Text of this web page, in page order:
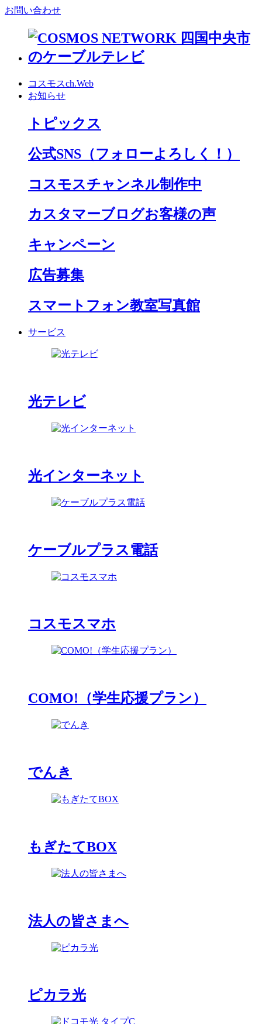
お問い合わせ
コスモスch.Web
お知らせ
トピックス
公式SNS （フォローよろしく！）
コスモスチャンネル制作中
カスタマーブログお客様の声
キャンペーン
広告募集
スマートフォン教室写真館
サービス
光テレビ
光インターネット
ケーブルプラス電話
コスモスマホ
COMO!（学生応援プラン）
でんき
もぎたてBOX
法人の皆さまへ
ピカラ光